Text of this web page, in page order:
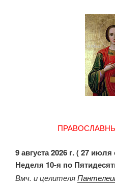
9 августа 2026 г. ( 27
Неделя 10-я по
Вмч. и целителя